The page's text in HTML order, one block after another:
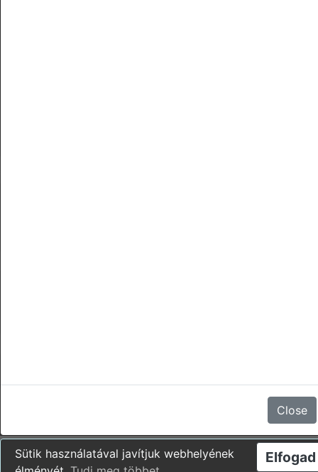
Close
Elfogad
Sütik használatával javítjuk webhelyének